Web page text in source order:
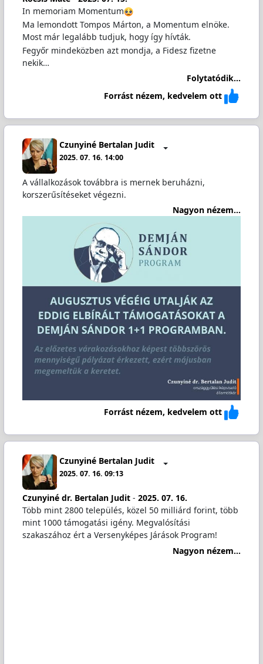
In memoriam Momentum
Ma lemondott Tompos Márton, a Momentum elnöke.
Most már legalább tudjuk, hogy így hívták.
Fegyőr mindeközben azt mondja, a Fidesz fizetne
nekik…
Folytatódik...
Forrást nézem, kedvelem ott
Czunyiné Bertalan Judit
2025. 07. 16. 14:00
A vállalkozások továbbra is mernek beruházni,
korszerűsítéseket végezni.
Nagyon nézem...
Forrást nézem, kedvelem ott
Czunyiné Bertalan Judit
2025. 07. 16. 09:13
Czunyiné dr. Bertalan Judit- 2025. 07. 16.
Több mint 2800 település, közel 50 milliárd forint, több
mint 1000 támogatási igény. Megvalósítási
szakaszához ért a Versenyképes Járások Program!
Nagyon nézem...